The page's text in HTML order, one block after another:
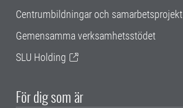
Centrumbildningar och samarbetsprojekt
Gemensamma verksamhetsstödet
SLU Holding
För dig som är